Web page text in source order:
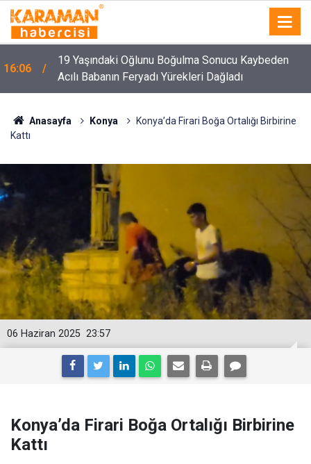
16:06
19 Yaşındaki Oğlunu Boğulma Sonucu Kaybeden
Acılı Babanın Feryadı Yürekleri Dağladı
Anasayfa Konya
Konya’da Firari Boğa Ortalığı Birbirine
Kattı
23:57
06 Haziran 2025
Konya’da Firari Boğa Ortalığı Birbirine
Kattı